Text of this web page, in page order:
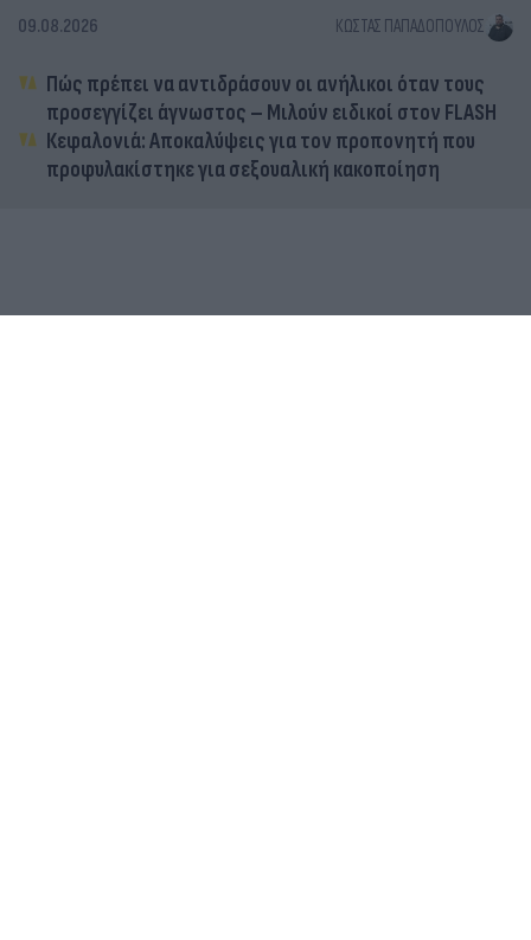
09.08.2026 ΚΏΣΤΑΣ ΠΑΠΑΔΌΠΟΥΛΟΣ
Πώς πρέπει να αντιδράσουν οι ανήλικοι όταν τους
προσεγγίζει άγνωστος – Μιλούν ειδικοί στον FLASH
Κεφαλονιά: Αποκαλύψεις για τον προπονητή που
προφυλακίστηκε για σεξουαλική κακοποίηση